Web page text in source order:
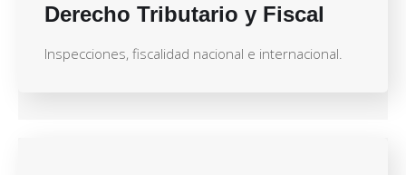
Derecho Tributario y Fiscal
Inspecciones, fiscalidad nacional e internacional.